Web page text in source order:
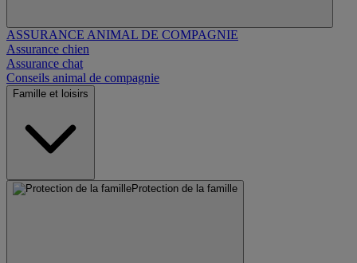
ASSURANCE ANIMAL DE COMPAGNIE
Assurance chien
Assurance chat
Conseils animal de compagnie
Famille et loisirs
Protection de la famille